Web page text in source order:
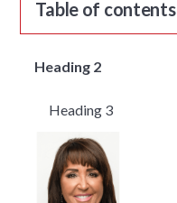
Table of contents
Heading 2
Heading 3